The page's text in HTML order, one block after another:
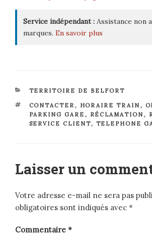
Service indépendant : Assistance non
marques. En savoir plus
CATÉGORIES
TERRITOIRE DE BELFORT
ÉTIQUETTES
CONTACTER, HORAIRE TRAIN ,
PARKING GARE , RÉCLAMATION ,
SERVICE CLIENT, TELEPHONE
Laisser un
Votre adresse e-mail ne sera pas
obligatoires sont indiqués avec *
Commentaire *